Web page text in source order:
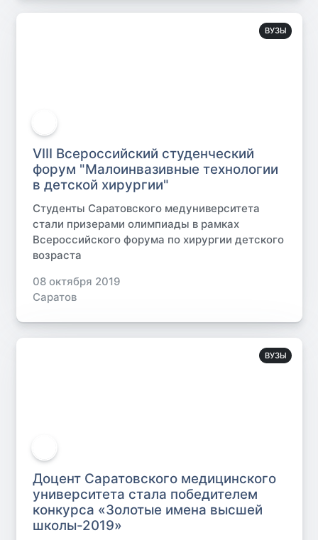
ВУЗЫ
VIII Всероссийский студенческий
форум "Малоинвазивные технологии
в детской хирургии"
Студенты Саратовского медуниверситета
стали призерами олимпиады в рамках
Всероссийского форума по хирургии детского
возраста
08 октября 2019
Саратов
ВУЗЫ
Доцент Саратовского медицинского
университета стала победителем
конкурса «Золотые имена высшей
школы-2019»